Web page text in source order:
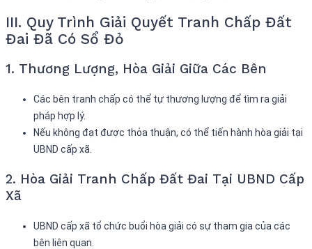
III. Quy Trình Giải Quyết Tranh Chấp Đất
Đai Đã Có Sổ Đỏ
1. Thương Lượng, Hòa Giải Giữa Các Bên
Các bên tranh chấp có thể tự thương lượng để tìm ra giải
pháp hợp lý.
Nếu không đạt được thỏa thuận, có thể tiến hành hòa giải tại
UBND cấp xã.
2. Hòa Giải Tranh Chấp Đất Đai Tại UBND Cấp
Xã
UBND cấp xã tổ chức buổi hòa giải có sự tham gia của các
bên liên quan.